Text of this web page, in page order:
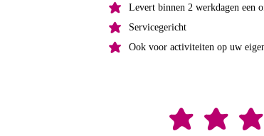
Levert binnen 2 werkdagen een
Servicegericht
Ook voor activiteiten op uw